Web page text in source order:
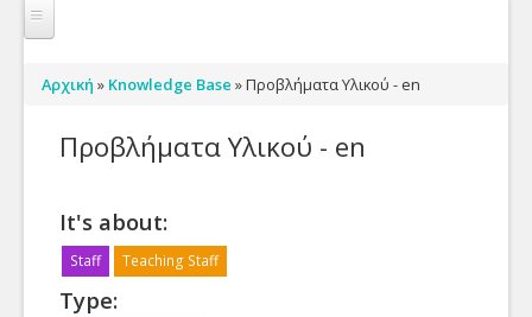
Our Department
You are here
Αρχική » Knowledge Base »Προβλήματα Υλικού - en
Προβλήματα Υλικού - en
It's about:
Staff Teaching Staff
Type: